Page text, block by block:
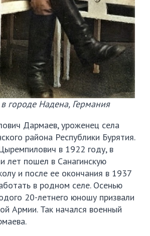
городе Надена, Германия
Дармаев, уроженец села
района Республики Бурятия.
в 1922 году, в
лет пошел в Санагинскую
и после ее окончания в 1937
в родном селе. Осенью
20-летнего юношу призвали
Армии. Так начался военный